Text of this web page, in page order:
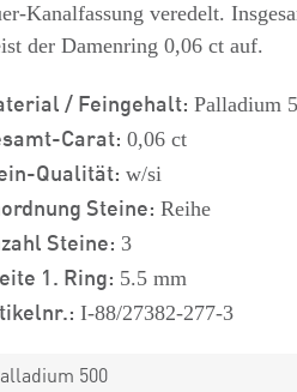
Kanalfassung veredelt.
der Damenring 0,06 ct auf.
/ Feingehalt: Palladium
Carat: 0,06 ct
Qualität: w/si
Steine: Reihe
Steine: 3
1. Ring: 5.5 mm
I-88/27382-277-3
500